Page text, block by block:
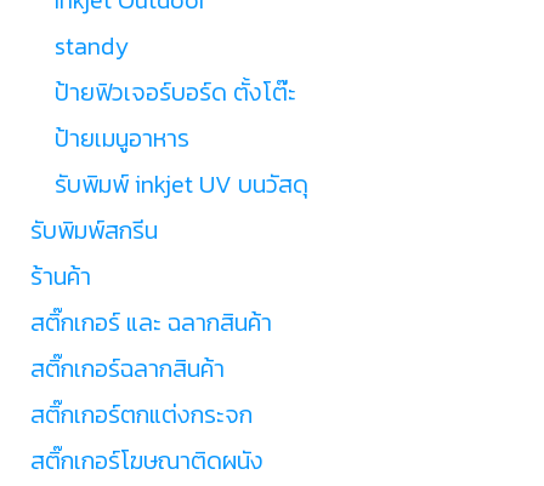
standy
ป้ายฟิวเจอร์บอร์ด ตั้งโต๊ะ
ป้ายเมนูอาหาร
รับพิมพ์ inkjet UV บนวัสดุ
รับพิมพ์สกรีน
ร้านค้า
สติ๊กเกอร์ และ ฉลากสินค้า
สติ๊กเกอร์ฉลากสินค้า
สติ๊กเกอร์ตกแต่งกระจก
สติ๊กเกอร์โฆษณาติดผนัง